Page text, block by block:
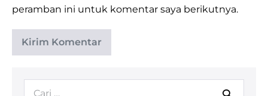
peramban ini untuk komentar saya berikutnya.